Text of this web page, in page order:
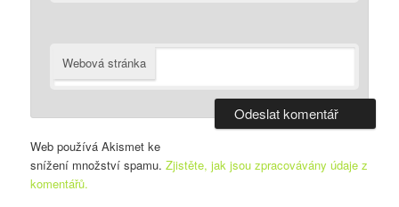
Webová stránka
Web používá Akismet ke
snížení množství spamu.Zjistěte, jak jsou zpracovávány údaje z
komentářů.